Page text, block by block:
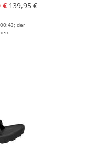
€ 139,95 €
der